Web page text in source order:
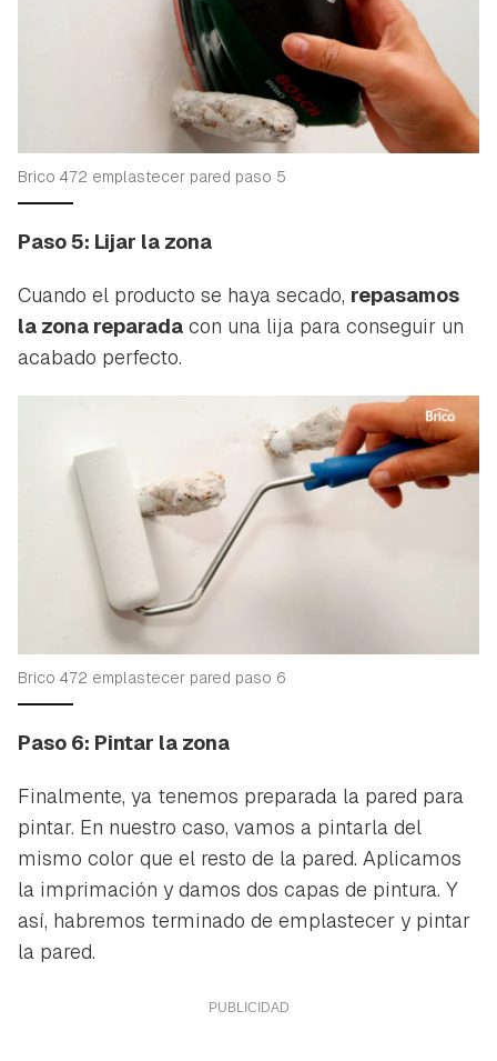
Guardar como favorito
Para poder guardar como favorito, primero has de
Brico 472 emplastecer pared paso 5
Paso 5: Lijar la zona
Cuando el producto se haya secado, repasamos
la zona reparada con una lija para conseguir un
acabado perfecto.
Brico 472 emplastecer pared paso 6
Paso 6: Pintar la zona
Finalmente, ya tenemos preparada la pared para
pintar. En nuestro caso, vamos a pintarla del
mismo color que el resto de la pared. Aplicamos
la imprimación y damos dos capas de pintura. Y
así, habremos terminado de emplastecer y pintar
la pared.
Contenido enviado